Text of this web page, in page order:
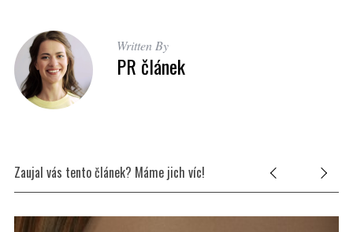
Written By
PR článek
Zaujal vás tento článek? Máme jich víc!